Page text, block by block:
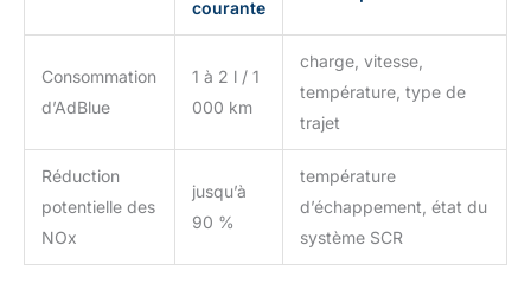
courante
Consommation
d’AdBlue
1 à 2 l / 1
000 km
charge, vitesse,
température, type de
trajet
Réduction
potentielle des
NOx
jusqu’à
90 %
température
d’échappement, état du
système SCR